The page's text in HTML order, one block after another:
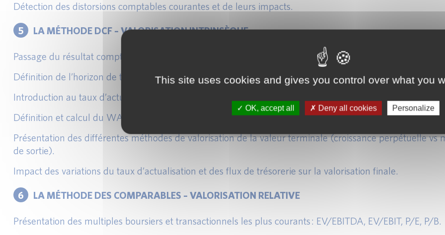
Détection des distorsions comptables courantes et de leurs impacts.
5 LA MÉTHODE DCF – VALORISATION INTRINSÈQUE
Passage du résultat comptable aux flux de trésorerie disponibles (FCF).
Définition de l’horizon de temps explicite et implicite d’un DCF.
Introduction au taux d’actualisation (WACC) et son importance dans le modèle.
Définition et calcul du WACC : prise en compte du coût des fonds propres et du coût de la dette.
Présentation des différentes méthodes de valorisation de la valeur terminale (croissance perpétuelle vs
de sortie).
Impact des variations du taux d’actualisation et des flux de trésorerie sur la valorisation finale.
6 LA MÉTHODE DES COMPARABLES – VALORISATION RELATIVE
Présentation des multiples boursiers et transactionnels les plus courants : EV/EBITDA, EV/EBIT, P/E, P/B.
This site uses cookies and gives you control over what you
OK, accept all Deny all cookies Personalize